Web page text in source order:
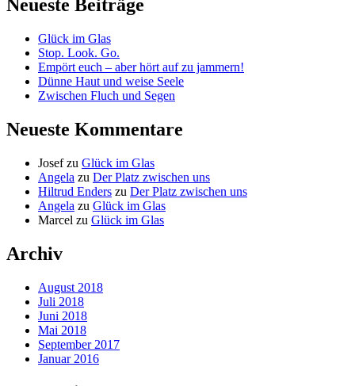
Neueste Beiträge
Glück im Glas
Stop. Look. Go.
Empört euch – aber hört auf zu jammern!
Dünne Haut und weise Seele
Zwischen Fluch und Segen
Neueste Kommentare
Josefzu Glück im Glas
Angela zu Der Platz zwischen uns
Hiltrud Enders zu Der Platz zwischen uns
Angela zu Glück im Glas
Marcel zu Glück im Glas
Archiv
August 2018
Juli 2018
Juni 2018
Mai 2018
September 2017
Januar 2016